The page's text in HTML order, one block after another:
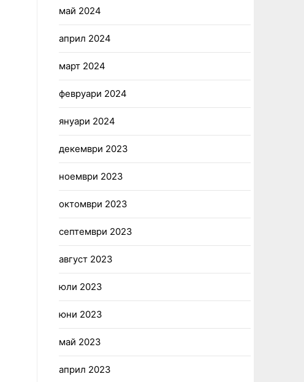
май 2024
април 2024
март 2024
февруари 2024
януари 2024
декември 2023
ноември 2023
октомври 2023
септември 2023
август 2023
юли 2023
юни 2023
май 2023
април 2023